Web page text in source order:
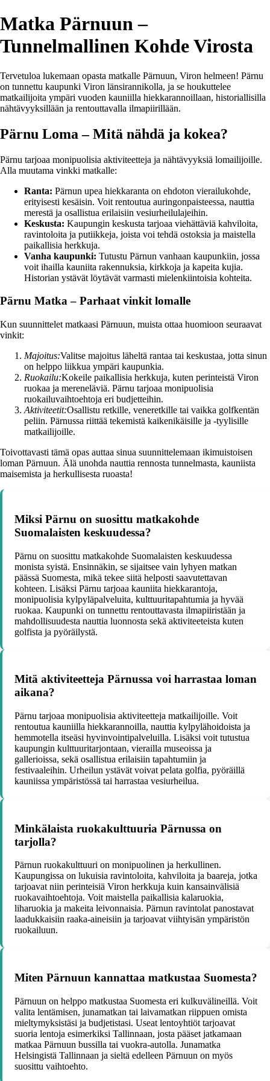
Matka Pärnuun –
Tunnelmallinen Kohde Virosta
Tervetuloa lukemaan opasta matkalle Pärnuun, Viron helmeen! Pärnu
on tunnettu kaupunki Viron länsirannikolla, ja se houkuttelee
matkailijoita ympäri vuoden kauniilla hiekkarannoillaan, historiallisilla
nähtävyyksillään ja rentouttavalla ilmapiirillään.
Pärnu Loma – Mitä nähdä ja kokea?
Pärnu tarjoaa monipuolisia aktiviteetteja ja nähtävyyksiä lomailijoille.
Alla muutama vinkki matkalle:
Ranta: Pärnun upea hiekkaranta on ehdoton vierailukohde,
erityisesti kesäisin. Voit rentoutua auringonpaisteessa, nauttia
merestä ja osallistua erilaisiin vesiurheilulajeihin.
Keskusta: Kaupungin keskusta tarjoaa viehättäviä kahviloita,
ravintoloita ja putiikkeja, joista voi tehdä ostoksia ja maistella
paikallisia herkkuja.
Vanha kaupunki: Tutustu Pärnun vanhaan kaupunkiin, jossa
voit ihailla kauniita rakennuksia, kirkkoja ja kapeita kujia.
Historian ystävät löytävät varmasti mielenkiintoisia kohteita.
Pärnu Matka – Parhaat vinkit lomalle
Kun suunnittelet matkaasi Pärnuun, muista ottaa huomioon seuraavat
vinkit:
Majoitus:Valitse majoitus läheltä rantaa tai keskustaa, jotta sinun
on helppo liikkua ympäri kaupunkia.
Ruokailu:Kokeile paikallisia herkkuja, kuten perinteistä Viron
ruokaa ja mereneläviä. Pärnu tarjoaa monipuolisia
ruokailuvaihtoehtoja eri budjetteihin.
Aktiviteetit:Osallistu retkille, veneretkille tai vaikka golfkentän
peliin. Pärnussa riittää tekemistä kaikenikäisille ja -tyylisille
matkailijoille.
Toivottavasti tämä opas auttaa sinua suunnittelemaan ikimuistoisen
loman Pärnuun. Älä unohda nauttia rennosta tunnelmasta, kauniista
maisemista ja herkullisesta ruoasta!
Miksi Pärnu on suosittu matkakohde
Suomalaisten keskuudessa?
Pärnu on suosittu matkakohde Suomalaisten keskuudessa
monista syistä. Ensinnäkin, se sijaitsee vain lyhyen matkan
päässä Suomesta, mikä tekee siitä helposti saavutettavan
kohteen. Lisäksi Pärnu tarjoaa kauniita hiekkarantoja,
monipuolisia kylpyläpalveluita, kulttuuritapahtumia ja hyvää
ruokaa. Kaupunki on tunnettu rentouttavasta ilmapiiristään ja
mahdollisuudesta nauttia luonnosta sekä aktiviteeteista kuten
golfista ja pyöräilystä.
Mitä aktiviteetteja Pärnussa voi harrastaa loman
aikana?
Pärnu tarjoaa monipuolisia aktiviteetteja matkailijoille. Voit
rentoutua kauniilla hiekkarannoilla, nauttia kylpylähoidoista ja
hemmotella itseäsi hyvinvointipalveluilla. Lisäksi voit tutustua
kaupungin kulttuuritarjontaan, vierailla museoissa ja
gallerioissa, sekä osallistua erilaisiin tapahtumiin ja
festivaaleihin. Urheilun ystävät voivat pelata golfia, pyöräillä
kauniissa ympäristössä tai harrastaa vesiurheilua.
Minkälaista ruokakulttuuria Pärnussa on
tarjolla?
Pärnun ruokakulttuuri on monipuolinen ja herkullinen.
Kaupungissa on lukuisia ravintoloita, kahviloita ja baareja, jotka
tarjoavat niin perinteisiä Viron herkkuja kuin kansainvälisiä
ruokavaihtoehtoja. Voit maistella paikallisia kalaruokia,
liharuokia ja makeita leivonnaisia. Pärnun ravintolat panostavat
laadukkaisiin raaka-aineisiin ja tarjoavat viihtyisän ympäristön
ruokailuun.
Miten Pärnuun kannattaa matkustaa Suomesta?
Pärnuun on helppo matkustaa Suomesta eri kulkuvälineillä. Voit
valita lentämisen, junamatkan tai laivamatkan riippuen omista
mieltymyksistäsi ja budjetistasi. Useat lentoyhtiöt tarjoavat
suoria lentoja esimerkiksi Tallinnaan, josta pääset jatkamaan
matkaa Pärnuun bussilla tai vuokra-autolla. Junamatka
Helsingistä Tallinnaan ja sieltä edelleen Pärnuun on myös
suosittu vaihtoehto.